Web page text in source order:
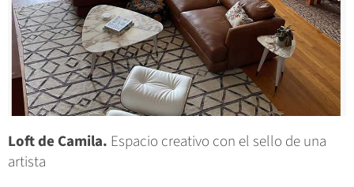
Loft de Camila. Espacio creativo con el sello de una
artista